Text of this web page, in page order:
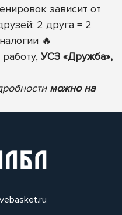
зависит от
2 друга = 2
🔥
УСЗ «Дружба»,
можно на